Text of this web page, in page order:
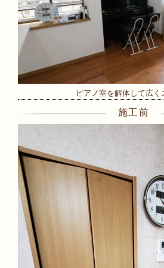
ピアノ室を解体して広く
施工前